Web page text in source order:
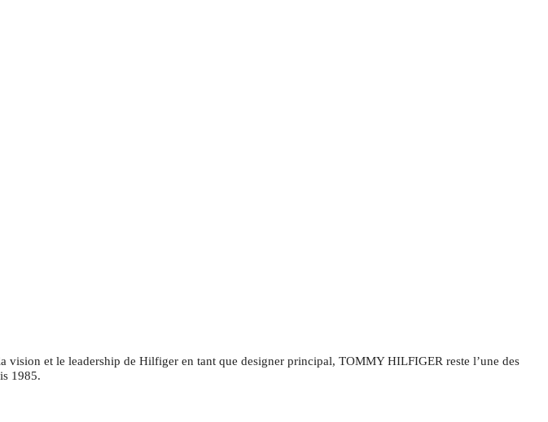
et le leadership de Hilfiger en tant que designer principal, TOMMY HILFIGER reste l’une des
1985.